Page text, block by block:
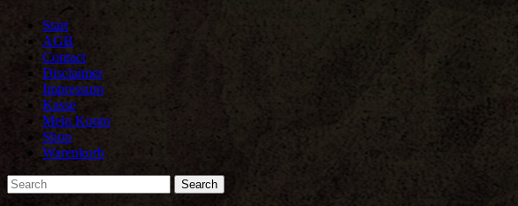
Start
AGB
Contact
Disclaimer
Impressum
Kasse
Mein Konto
Shop
Warenkorb